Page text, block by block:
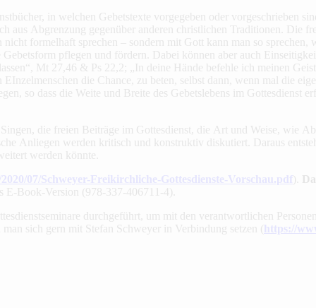
in welchen Gebetstexte vorgegeben oder vorgeschrieben
aus Abgrenzung gegenüber anderen christlichen Traditionen. Die
formelhaft sprechen – sondern mit Gott kann man so
pflegen und fördern. Dabei können aber auch
Mt 27,46 & Ps 22,2; „In deine Hände befehle ich meinen
die Chance, zu beten, selbst dann, wenn mal die
so dass die Weite und Breite des Gebetslebens im Gottesdienst
die freien Beiträge im Gottesdienst, die Art und Weise, wie
Anliegen werden kritisch und konstruktiv diskutiert. Daraus
werden könnte.
07/Schweyer-Freikirchliche-Gottesdienste-Vorschau.pdf ).
Book-Version (978-337-406711-4).
durchgeführt, um mit den verantwortlichen
sich gern mit Stefan Schweyer in Verbindung setzen ( https://